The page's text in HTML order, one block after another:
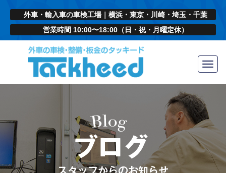
外車・輸入車の車検工場｜横浜・東京・川崎・埼玉・千葉
営業時間 10:00〜18:00（日・祝・月曜定休）